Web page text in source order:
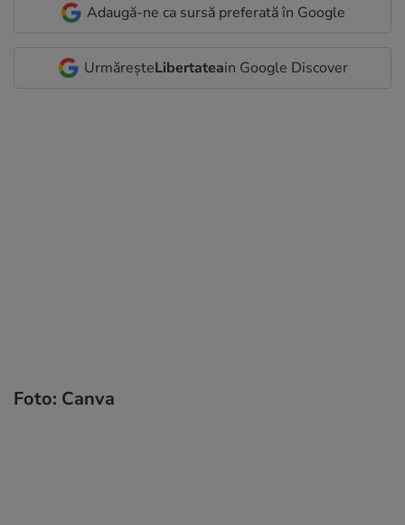
Adaugă-ne ca sursă preferată în Google
UrmăreșteLibertateain Google Discover
Foto: Canva